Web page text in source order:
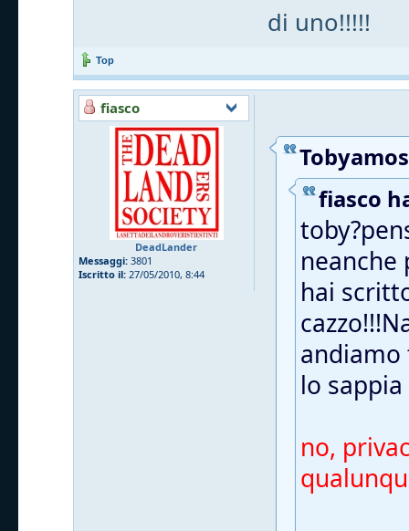
di uno!!!!!
Top
fiasco
DeadLander
Messaggi: 3801
Iscritto il: 27/05/2010, 8:44
fiasco
neanche
hai
andiamo
lo sappia
no,